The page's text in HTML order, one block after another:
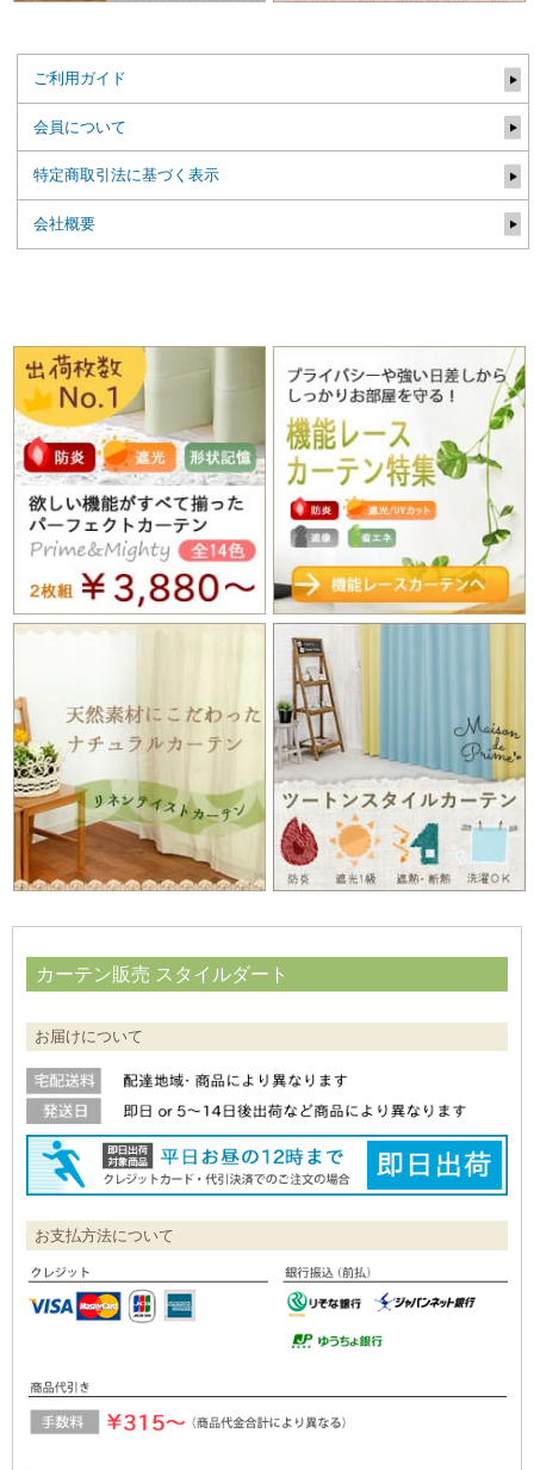
ご利用ガイド
会員について
特定商取引法に基づく表示
会社概要
カーテン販売 スタイルダート
お届けについて
お支払方法について